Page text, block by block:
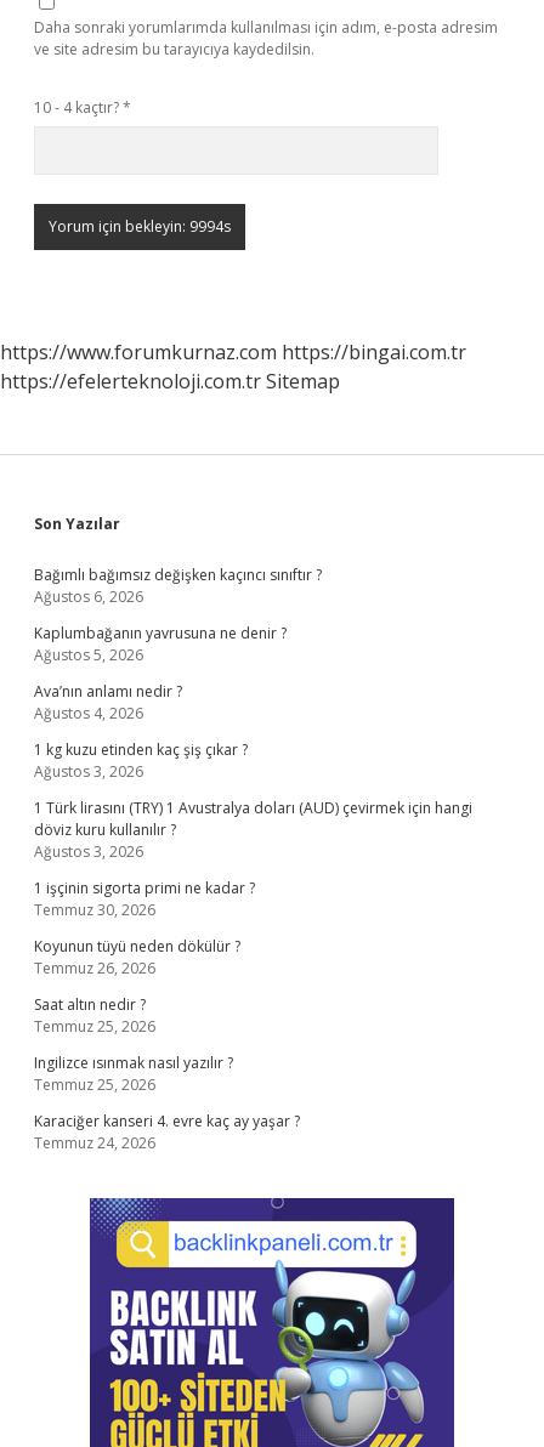
Daha sonraki yorumlarımda kullanılması için adım, e-posta adresim
ve site adresim bu tarayıcıya kaydedilsin.
10 - 4 kaçtır?*
https://www.forumkurnaz.com https://bingai.com.tr
https://efelerteknoloji.com.trSitemap
Sidebar
Son Yazılar
Bağımlı bağımsız değişken kaçıncı sınıftır ?
Ağustos 6, 2026
Kaplumbağanın yavrusuna ne denir ?
Ağustos 5, 2026
Ava’nın anlamı nedir ?
Ağustos 4, 2026
1 kg kuzu etinden kaç şiş çıkar ?
Ağustos 3, 2026
1 Türk lirasını (TRY) 1 Avustralya doları (AUD) çevirmek için hangi
döviz kuru kullanılır ?
Ağustos 3, 2026
1 işçinin sigorta primi ne kadar ?
Temmuz 30, 2026
Koyunun tüyü neden dökülür ?
Temmuz 26, 2026
Saat altın nedir ?
Temmuz 25, 2026
Ingilizce ısınmak nasıl yazılır ?
Temmuz 25, 2026
Karaciğer kanseri 4. evre kaç ay yaşar ?
Temmuz 24, 2026